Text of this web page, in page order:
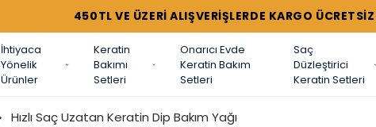
İhtiyaca
Yönelik
Ürünler
Keratin
Bakımı
Setleri
Onarıcı Evde
Keratin Bakım
Setleri
Saç
Düzleştirici
Keratin Setleri
Hızlı Saç Uzatan Keratin Dip Bakım Yağı